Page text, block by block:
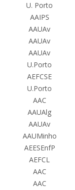
U. Porto
AAIPS
AAUAv
AAUAv
AAUAv
U.Porto
AEFCSE
U.Porto
AAC
AAUAlg
AAUAv
AAUMinho
AEESEnfP
AEFCL
AAC
AAC